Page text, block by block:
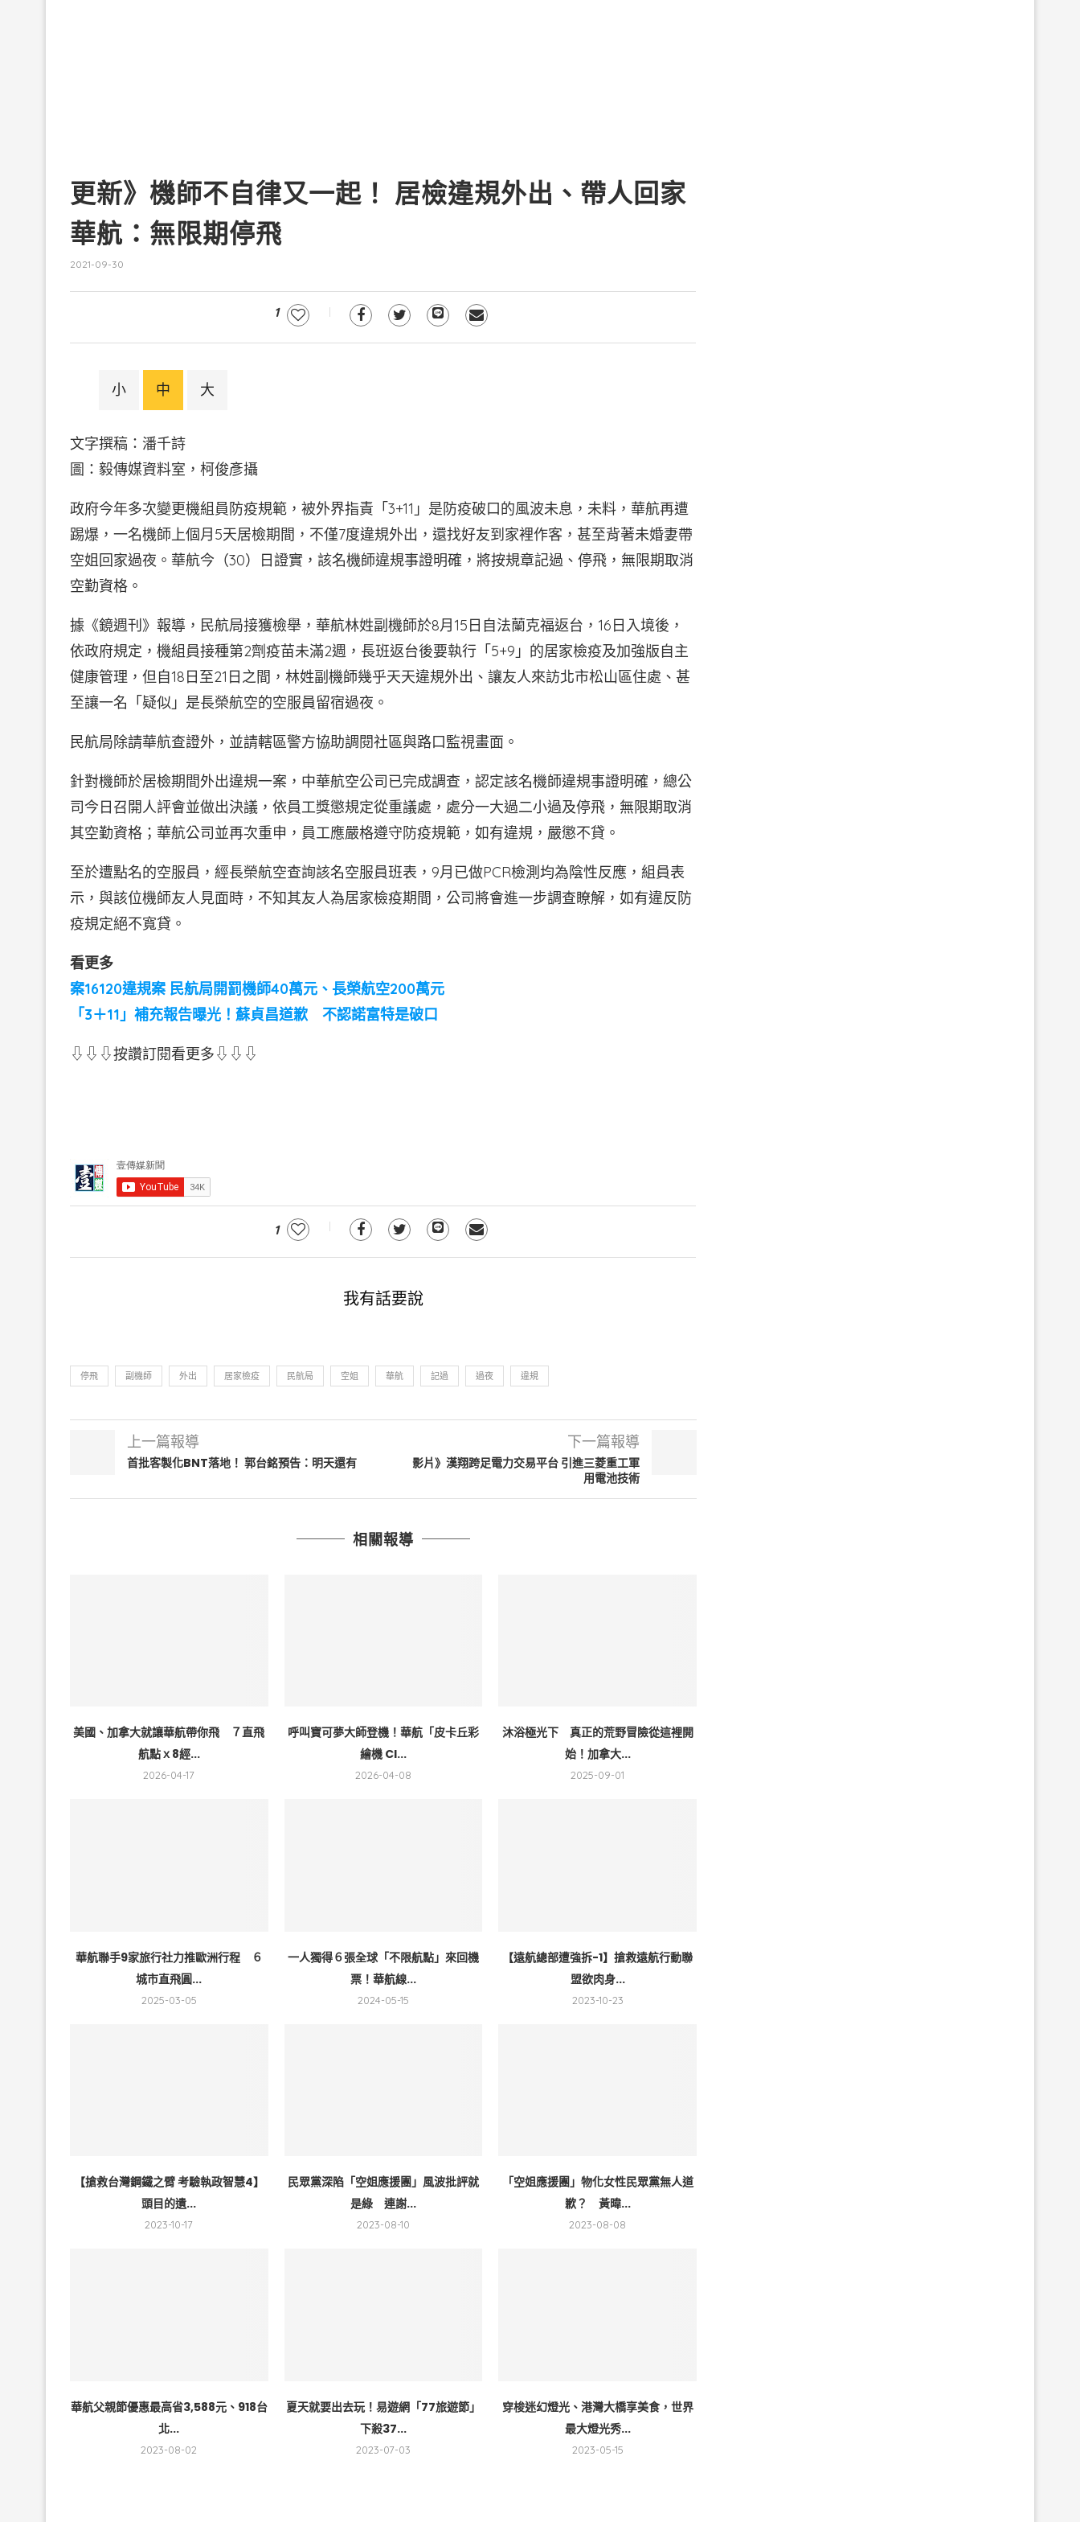
更新》機師不自律又一起！ 居檢違規外出、帶人回家
華航：無限期停飛
2021-09-30
1
小 中 大
文字撰稿：潘千詩
圖：毅傳媒資料室，柯俊彥攝
政府今年多次變更機組員防疫規範，被外界指責「3+11」是防疫破口的風波未息，未料，華航再遭
踢爆，一名機師上個月5天居檢期間，不僅7度違規外出，還找好友到家裡作客，甚至背著未婚妻帶
空姐回家過夜。華航今（30）日證實，該名機師違規事證明確，將按規章記過、停飛，無限期取消
空勤資格。
據《鏡週刊》報導，民航局接獲檢舉，華航林姓副機師於8月15日自法蘭克福返台，16日入境後，
依政府規定，機組員接種第2劑疫苗未滿2週，長班返台後要執行「5+9」的居家檢疫及加強版自主
健康管理，但自18日至21日之間，林姓副機師幾乎天天違規外出、讓友人來訪北市松山區住處、甚
至讓一名「疑似」是長榮航空的空服員留宿過夜。
民航局除請華航查證外，並請轄區警方協助調閱社區與路口監視畫面。
針對機師於居檢期間外出違規一案，中華航空公司已完成調查，認定該名機師違規事證明確，總公
司今日召開人評會並做出決議，依員工獎懲規定從重議處，處分一大過二小過及停飛，無限期取消
其空勤資格；華航公司並再次重申，員工應嚴格遵守防疫規範，如有違規，嚴懲不貸。
至於遭點名的空服員，經長榮航空查詢該名空服員班表，9月已做PCR檢測均為陰性反應，組員表
示，與該位機師友人見面時，不知其友人為居家檢疫期間，公司將會進一步調查瞭解，如有違反防
疫規定絕不寬貸。
看更多
案16120違規案 民航局開罰機師40萬元、長榮航空200萬元
「3＋11」補充報告曝光！蘇貞昌道歉 不認諾富特是破口
⇩⇩⇩按讚訂閱看更多⇩⇩⇩
1
我有話要說
停飛 副機師 外出 居家檢疫 民航局 空姐 華航 記過 過夜 違規
上一篇報導
首批客製化BNT落地！ 郭台銘預告：明天還有
下一篇報導
影片》漢翔跨足電力交易平台 引進三菱重工軍
用電池技術
相關報導
美國、加拿大就讓華航帶你飛 ７直飛
航點ｘ8經...
2026-04-17
呼叫寶可夢大師登機！華航「皮卡丘彩
繪機 CI...
2026-04-08
沐浴極光下 真正的荒野冒險從這裡開
始！加拿大...
2025-09-01
華航聯手9家旅行社力推歐洲行程 ６
城市直飛圓...
2025-03-05
一人獨得６張全球「不限航點」來回機
票！華航線...
2024-05-15
【遠航總部遭強拆-1】搶救遠航行動聯
盟欲肉身...
2023-10-23
【搶救台灣鋼鐵之臂 考驗執政智慧4】
頭目的遺...
2023-10-17
民眾黨深陷「空姐應援團」風波批評就
是綠 連謝...
2023-08-10
「空姐應援團」物化女性民眾黨無人道
歉？ 黃暐...
2023-08-08
華航父親節優惠最高省3,588元、918台
北...
2023-08-02
夏天就要出去玩！易遊網「77旅遊節」
下殺37...
2023-07-03
穿梭迷幻燈光、港灣大橋享美食，世界
最大燈光秀...
2023-05-15